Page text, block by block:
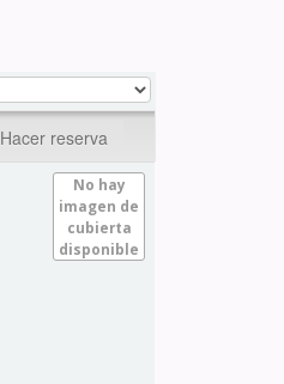
Hacer reserva
No hay
imagen de
cubierta
disponible